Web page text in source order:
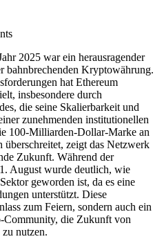
2025 war ein herausragender
bahnbrechenden Kryptowährung.
hat Ethereum
insbesondere durch
die seine Skalierbarkeit und
zunehmenden institutionellen
100-Milliarden-Dollar-Marke an
zeigt das Netzwerk
Zukunft. Während der
August wurde deutlich, wie
geworden ist, da es eine
unterstützt. Diese
zum Feiern, sondern auch ein
Community, die Zukunft von
nutzen.